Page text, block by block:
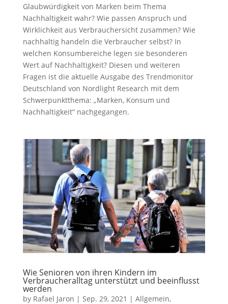
Glaubwürdigkeit von Marken beim Thema
Nachhaltigkeit wahr? Wie passen Anspruch und
Wirklichkeit aus Verbrauchersicht zusammen? Wie
nachhaltig handeln die Verbraucher selbst? In
welchen Konsumbereiche legen sie besonderen
Wert auf Nachhaltigkeit? Diesen und weiteren
Fragen ist die aktuelle Ausgabe des Trendmonitor
Deutschland von Nordlight Research mit dem
Schwerpunktthema: „Marken, Konsum und
Nachhaltigkeit“ nachgegangen.
Wie Senioren von ihren Kindern im
Verbraucheralltag unterstützt und beeinflusst
werden
by Rafael Jaron | Sep. 29, 2021 | Allgemein,